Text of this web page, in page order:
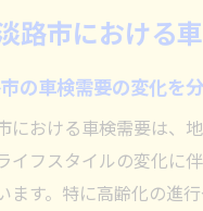
を左右する地域経済の動
経済の変化が車検市場
保有台数の推移と車検
装業界と車検需要の連
うな運送会社が車検市
路市における
の車検需要の変化を
における車検需要は、
イフスタイルの変化に
ます。特に高齢化の進